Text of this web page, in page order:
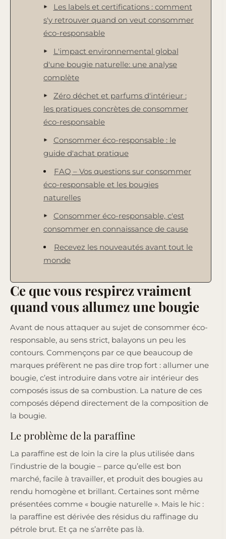
Les labels et certifications : comment
s'y retrouver quand on veut consommer
éco-responsable
L'impact environnemental global
d'une bougie naturelle: une analyse
complète
Zéro déchet et parfums d'intérieur :
les pratiques concrètes de consommer
éco-responsable
Consommer éco-responsable : le
guide d'achat pratique
FAQ – Vos questions sur consommer
éco-responsable et les bougies
naturelles
Consommer éco-responsable, c'est
consommer en connaissance de cause
Recevez les nouveautés avant tout le
monde
Ce que vous respirez vraiment
quand vous allumez une bougie
Avant de nous attaquer au sujet de consommer éco-
responsable, au sens strict, balayons un peu les
contours. Commençons par ce que beaucoup de
marques préfèrent ne pas dire trop fort : allumer une
bougie, c’est introduire dans votre air intérieur des
composés issus de sa combustion. La nature de ces
composés dépend directement de la composition de
la bougie.
Le problème de la paraffine
La paraffine est de loin la cire la plus utilisée dans
l’industrie de la bougie – parce qu’elle est bon
marché, facile à travailler, et produit des bougies au
rendu homogène et brillant. Certaines sont même
présentées comme « bougie naturelle ». Mais le hic :
la paraffine est dérivée des résidus du raffinage du
pétrole brut. Et ça ne s’arrête pas là.